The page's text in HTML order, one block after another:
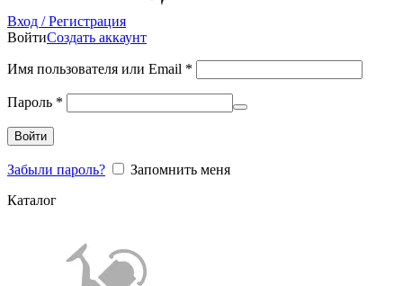
Вход / Регистрация
ВойтиСоздать аккаунт
Имя пользователя или Email *
Пароль *
Войти
Забыли пароль?
Запомнить меня
Каталог